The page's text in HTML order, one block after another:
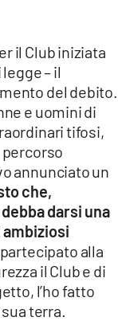
il Club iniziata
– il
del debito.
e uomini di
tifosi,
annunciato un
che,
darsi una
alla
il Club e di
l’ho fatto
terra.